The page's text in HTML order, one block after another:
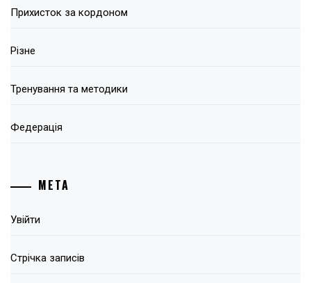
Прихисток за кордоном
Різне
Тренування та методики
Федерація
МЕТА
Увійти
Стрічка записів